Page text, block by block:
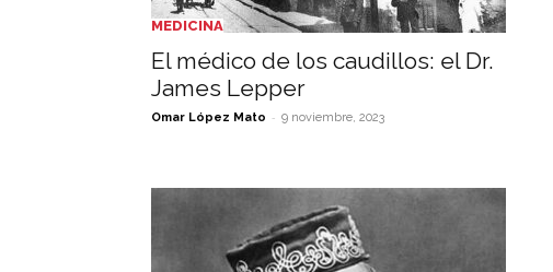
MEDICINA
El médico de los caudillos: el Dr.
James Lepper
Omar López Mato - 9 noviembre, 2023